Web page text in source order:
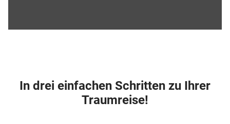
In drei einfachen Schritten zu Ihrer
Traumreise!